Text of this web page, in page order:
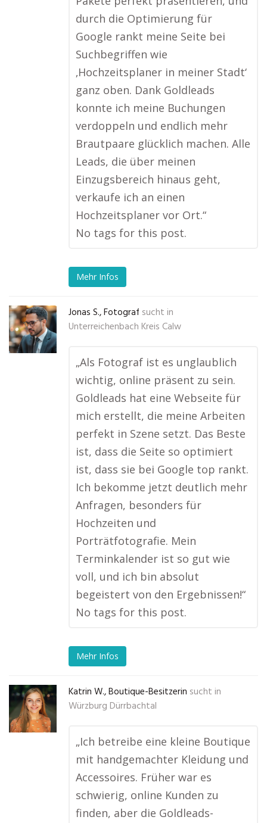
durch die Optimierung für
Google rankt meine Seite bei
Suchbegriffen wie
‚Hochzeitsplaner in meiner Stadt‘
ganz oben. Dank Goldleads
konnte ich meine Buchungen
verdoppeln und endlich mehr
Brautpaare glücklich machen. Alle
Leads, die über meinen
Einzugsbereich hinaus geht,
verkaufe ich an einen
Hochzeitsplaner vor Ort.“
No tags for this post.
Mehr Infos
Jonas S., Fotograf sucht in
Unterreichenbach Kreis Calw
„Als Fotograf ist es unglaublich
wichtig, online präsent zu sein.
Goldleads hat eine Webseite für
mich erstellt, die meine Arbeiten
perfekt in Szene setzt. Das Beste
ist, dass die Seite so optimiert
ist, dass sie bei Google top rankt.
Ich bekomme jetzt deutlich mehr
Anfragen, besonders für
Hochzeiten und
Porträtfotografie. Mein
Terminkalender ist so gut wie
voll, und ich bin absolut
begeistert von den Ergebnissen!“
No tags for this post.
Mehr Infos
Katrin W., Boutique-Besitzerin sucht in
Würzburg Dürrbachtal
„Ich betreibe eine kleine Boutique
mit handgemachter Kleidung und
Accessoires. Früher war es
schwierig, online Kunden zu
finden, aber die Goldleads-